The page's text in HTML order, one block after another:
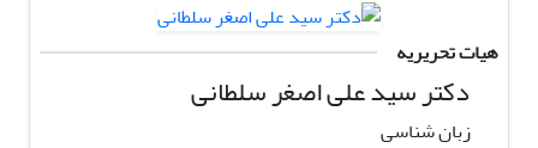
هیات تحریریه
دکتر سید علی اصغر سلطانی
زبان شناسی